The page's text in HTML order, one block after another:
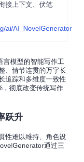
接上下文、伏笔
ai/AI_NovelGenerator
言模型的智能写作工
、情节连贯的万字长
追踪和多维度一致性
彻底改变传统写作
跃升
性难以维持、角色设
通过三